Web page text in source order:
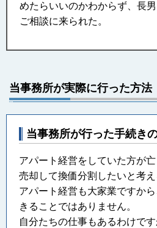
めたらいいのかわからず、長
ご相談に来られた。
当事務所が実際に行った方法
当事務所が行った手続き
アパート経営をしていた方が
売却して換価分割したいと考え
アパート経営も大家業ですか
きることではありません。
自分たちの仕事もあるわけで